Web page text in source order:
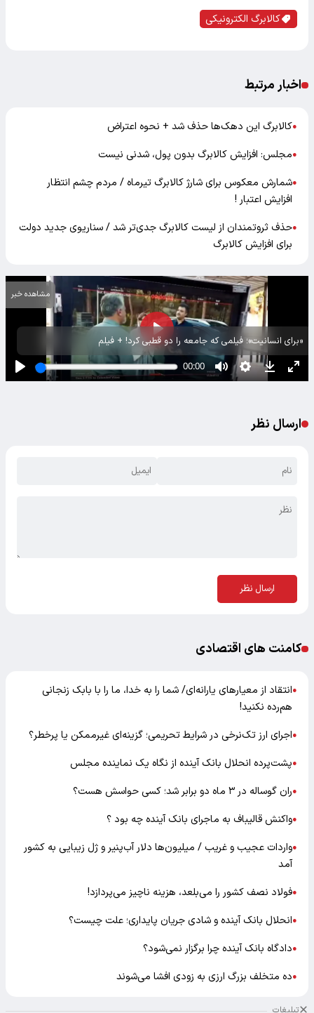
کالابرگ الکترونیکی
اخبار مرتبط
●کالابرگ این دهک‌ها حذف شد + نحوه اعتراض
●مجلس: افزایش کالابرگ بدون پول، شدنی نیست
●شمارش معکوس برای شارژ کالابرگ تیرماه / مردم چشم انتظار
افزایش اعتبار !
●حذف ثروتمندان از لیست کالابرگ جدی‌تر شد / سناریوی جدید دولت
برای افزایش کالابرگ
«برای انسانیت»؛ فیلمی که جامعه را دو قطبی کرد! + فیلم
مشاهده خبر
ارسال نظر
ارسال نظر
کامنت های اقتصادی
●انتقاد از معیارهای یارانه‌ای/ شما را به خدا، ما را با بابک زنجانی
هم‌رده نکنید!
●اجرای ارز تک‌نرخی در شرایط تحریمی؛ گزینه‌ای غیرممکن یا پرخطر؟
●پشت‌پرده انحلال بانک آینده از نگاه یک نماینده مجلس
●ران گوساله در ۳ ماه دو برابر شد؛ کسی حواسش هست؟
●واکنش قالیباف به ماجرای بانک آینده چه بود ؟
●واردات عجیب و غریب / میلیون‌ها دلار آب‌پنیر و ژل زیبایی به کشور
آمد
●فولاد نصف کشور را می‌بلعد، هزینه ناچیز می‌پردازد!
●انحلال بانک آینده و شادی جریان پایداری؛ علت چیست؟
●دادگاه بانک آینده چرا برگزار نمی‌شود؟
●ده متخلف بزرگ ارزی به زودی افشا می‌شوند
تبلیغات